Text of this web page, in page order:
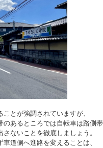
とが強調されていますが、
あるところでは自転車は路側
ないことを徹底しましょう。
道側へ進路を変えることは、